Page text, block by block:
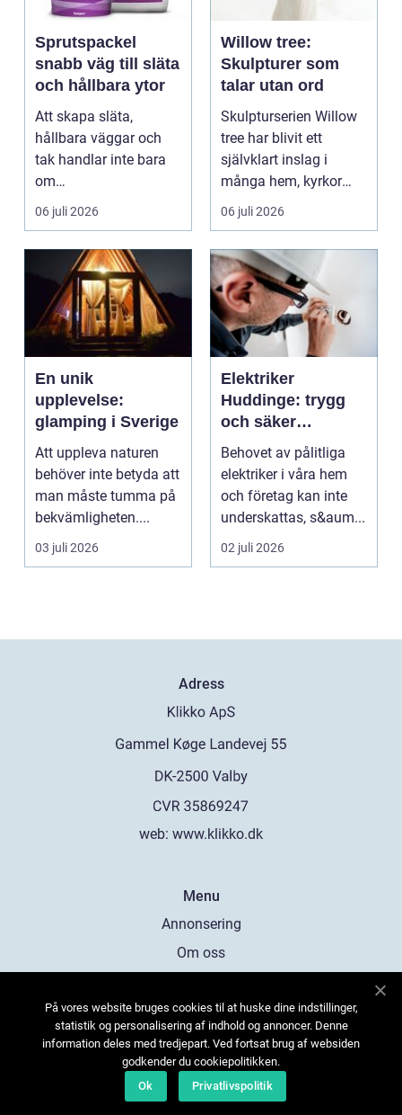
Sprutspackel
snabb väg till släta
och hållbara ytor
Att skapa släta,
hållbara väggar och
tak handlar inte bara
om
hantverksskicklighet.
Valet av materia...
06 juli 2026
Willow tree:
Skulpturer som
talar utan ord
Skulpturserien Willow
tree har blivit ett
självklart inslag i
många hem, kyrkor
och kapel...
06 juli 2026
En unik
upplevelse:
glamping i Sverige
Att uppleva naturen
behöver inte betyda att
man måste tumma på
bekvämligheten....
03 juli 2026
Elektriker
Huddinge: trygg
och säker
elinstallation
Behovet av pålitliga
elektriker i våra hem
och företag kan inte
underskattas, s&aum...
02 juli 2026
Adress
web: www.klikko.dk
Menu
Annonsering
Om oss
Kontakta oss
Sitemap
På vores website bruges cookies til at huske dine indstillinger,
statistik og personalisering af indhold og annoncer. Denne
information deles med tredjepart. Ved fortsat brug af websiden
godkender du cookiepolitikken.
Ok
Privatlivspolitik